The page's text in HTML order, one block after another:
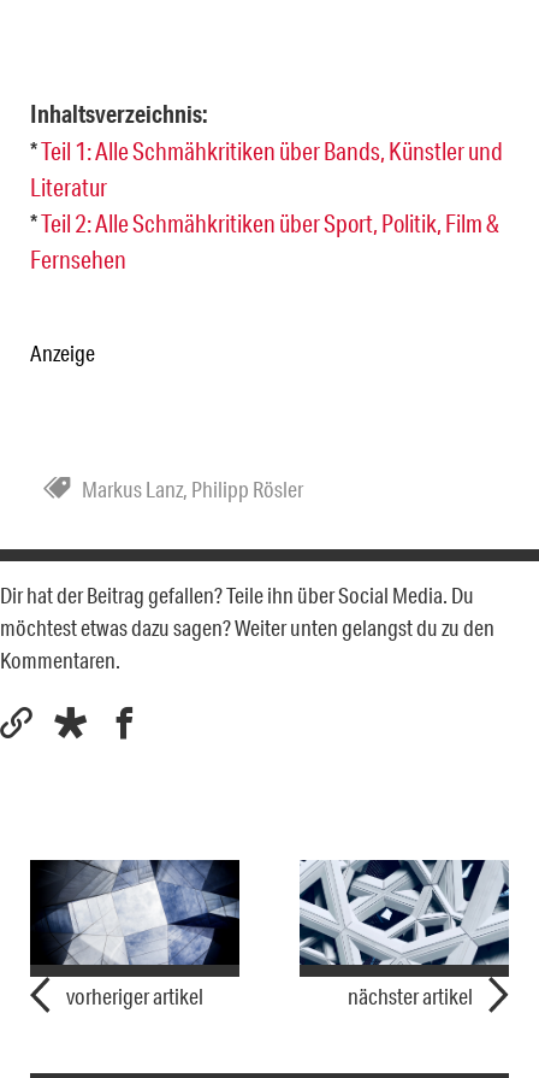
Inhaltsverzeichnis:
*Teil 1: Alle Schmähkritiken über Bands, Künstler und
Literatur
*Teil 2: Alle Schmähkritiken über Sport, Politik, Film &
Fernsehen
Anzeige
Markus Lanz, Philipp Rösler
Dir hat der Beitrag gefallen? Teile ihn über Social Media. Du
möchtest etwas dazu sagen? Weiter unten gelangst du zu den
Kommentaren.
vorheriger artikel nächster artikel